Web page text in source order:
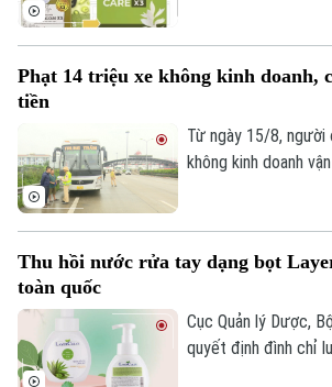
Chuyên mục
Thời sự
Xã hội
Hà Nội
Nhịp sống Hà Nội
Thế giới
Phạt 14 triệu xe không kinh doanh,
tiền
Từ ngày 15/8, người
không kinh doanh
là quy định mới tại
Thu hồi nước rửa tay dạng bọt
toàn quốc
Cục Quản lý Dược,
quyết định đình chỉ